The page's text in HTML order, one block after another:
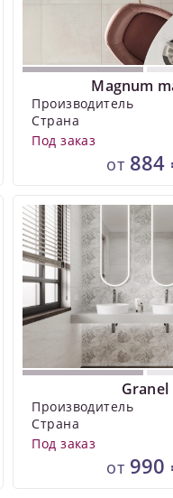
Magnum
Производитель
Страна
Под заказ
от 884
Granel
Производитель
Страна
Под заказ
от 990